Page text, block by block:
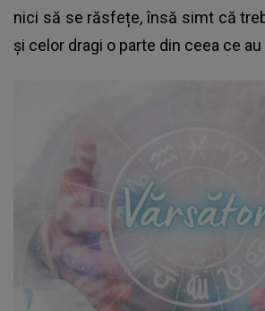
nici să se răsfețe, însă simt că
și celor dragi o parte din ceea ce au